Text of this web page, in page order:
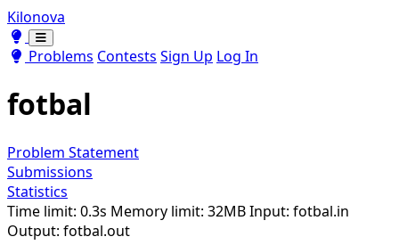
Kilonova
Toggle theme
Toggle theme
Problems Contests Sign Up Log In
fotbal
Problem Statement
Submissions
Statistics
Time limit: 0.3s Memory limit: 32MBInput: fotbal.in
Output: fotbal.out